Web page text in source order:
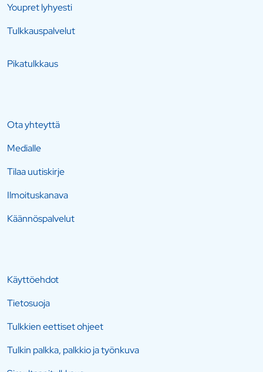
Youpret lyhyesti
Tulkkauspalvelut
Pikatulkkaus
Ota yhteyttä
Medialle
Tilaa uutiskirje
Ilmoituskanava
Käännöspalvelut
Käyttöehdot
Tietosuoja
Tulkkien eettiset ohjeet
Tulkin palkka, palkkio ja työnkuva